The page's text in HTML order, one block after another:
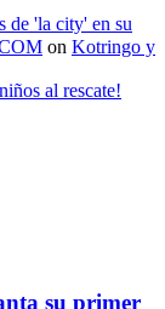
de 'la city' en su
on Kotringo y
al rescate!
su primer